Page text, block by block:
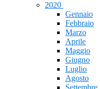
2020
Gennaio
Febbraio
Marzo
Aprile
Maggio
Giugno
Luglio
Agosto